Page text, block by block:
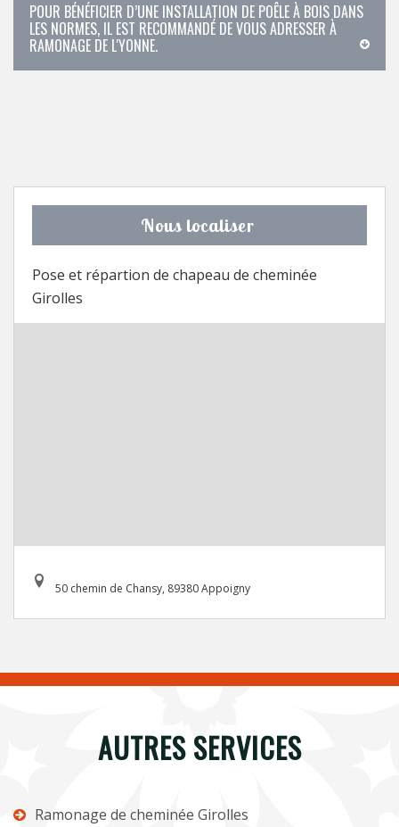
POUR BÉNÉFICIER D’UNE INSTALLATION DE POÊLE À BOIS DANS
LES NORMES, IL EST RECOMMANDÉ DE VOUS ADRESSER À
RAMONAGE DE L'YONNE.
Nous localiser
Pose et répartion de chapeau de cheminée
Girolles
50 chemin de Chansy, 89380 Appoigny
AUTRES SERVICES
Ramonage de cheminée Girolles